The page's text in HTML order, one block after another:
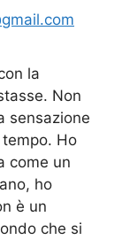
la
Non
sensazione
Ho
come un
ho
è un
che si